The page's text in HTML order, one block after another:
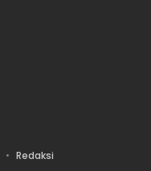
Redaksi